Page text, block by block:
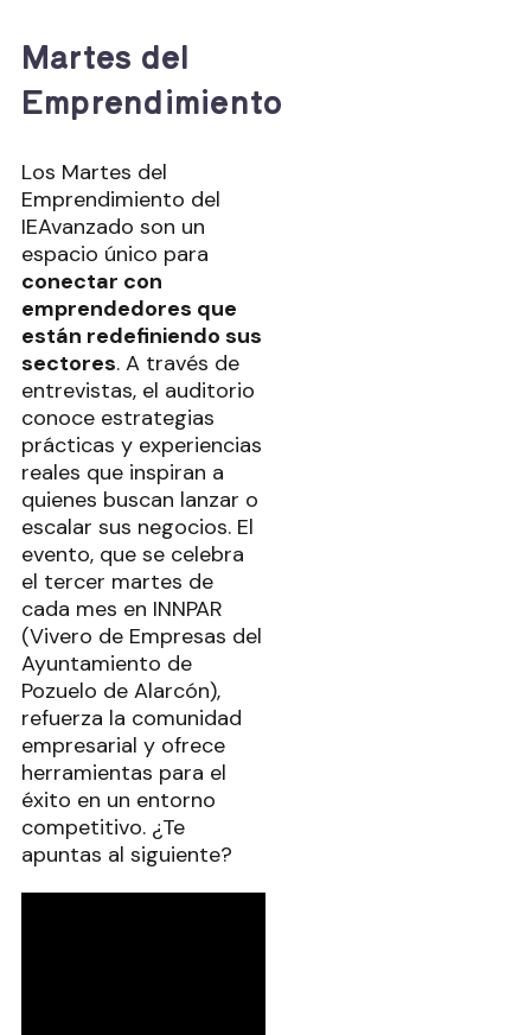
Martes del
Emprendimiento
Los Martes del
Emprendimiento del
IEAvanzado son un
espacio único para
conectar con
emprendedores que
están redefiniendo sus
sectores. A través de
entrevistas, el auditorio
conoce estrategias
prácticas y experiencias
reales que inspiran a
quienes buscan lanzar o
escalar sus negocios. El
evento, que se celebra
el tercer martes de
cada mes en INNPAR
(Vivero de Empresas del
Ayuntamiento de
Pozuelo de Alarcón),
refuerza la comunidad
empresarial y ofrece
herramientas para el
éxito en un entorno
competitivo. ¿Te
apuntas al siguiente?